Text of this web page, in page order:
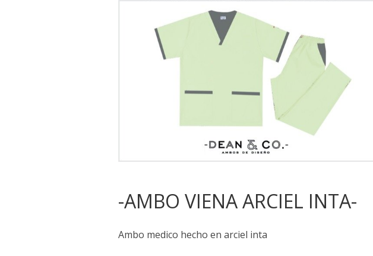
-AMBO VIENA ARCIEL INTA-
Ambo medico hecho en arciel inta